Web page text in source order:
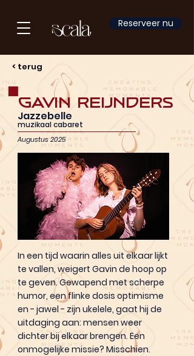
Reserveer nu
< terug
Gavin Reijnders
Jazzebelle
muzikaal cabaret
Augustus 2025
In een tijd waarin alles uit elkaar lijkt
te vallen, weigert Gavin de hoop op
te geven. Gewapend met scherpe
humor, een flinke dosis optimisme
en - jawel - zijn ukelele, gaat hij de
uitdaging aan: mensen weer
dichter bij elkaar brengen. Een
onmogelijke missie? Misschien.